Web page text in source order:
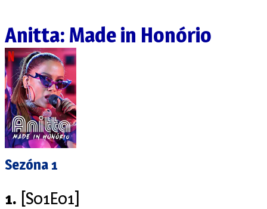
Anitta: Made in Honório
Sezóna 1
1. [S01E01]